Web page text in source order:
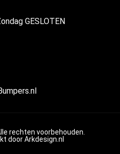
GESLOTEN
rechten voorbehouden.
doorArkdesign.nl